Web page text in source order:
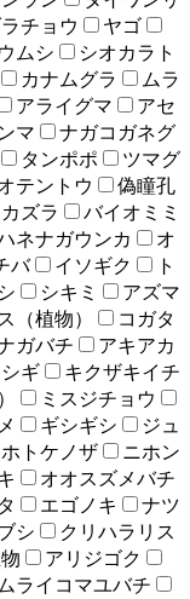
チョウ
ヤゴ
ムシ
シオカラト
カナムグラ
ムラ
アライグマ
アセ
マ
ナガコガネグ
タンポポ
ツマグ
テントウ
偽瞳孔
ズラ
バイオミミ
ネナガウンカ
オ
バ イソギク
ト
シキミ
アズマ
（植物）
コガタ
ガバチ
アキアカ
シギ
キクザキイチ
ミスジチョウ
ギシギシ
ジュ
ホトケノザ
ニホン
オオスズメバチ
エゴノキ
ナツ
シ
クリハラリス
アリジゴク
ライコマユバチ